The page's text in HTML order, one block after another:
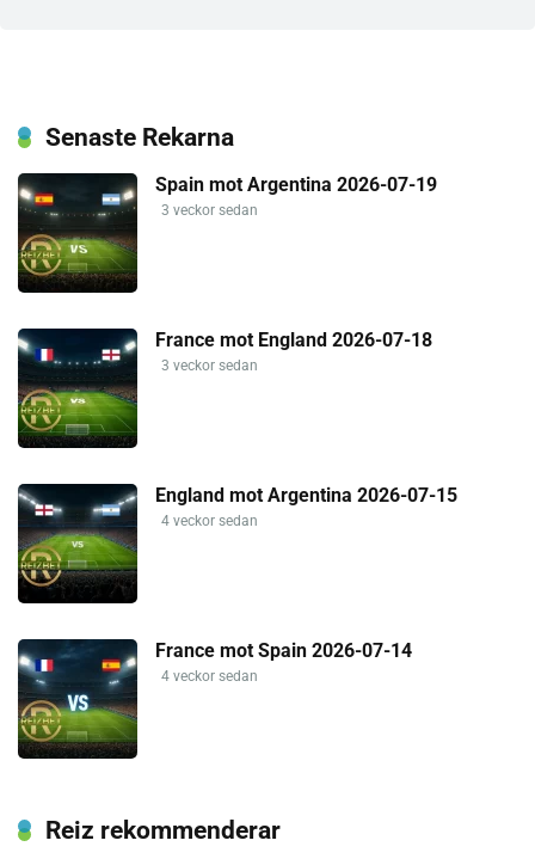
Senaste Rekarna
Spain mot Argentina 2026-07-19
3 veckor sedan
France mot England 2026-07-18
3 veckor sedan
England mot Argentina 2026-07-15
4 veckor sedan
France mot Spain 2026-07-14
4 veckor sedan
Reiz rekommenderar